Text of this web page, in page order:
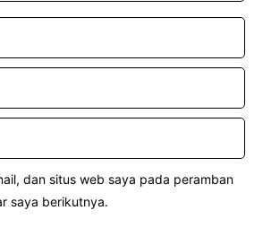
dan situs web saya pada peramban
saya berikutnya.